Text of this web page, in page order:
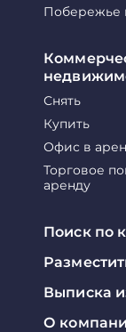
Побережье
Снять
Купить
Офис в
Торговое
аренду
Поиск по
Выписка
О